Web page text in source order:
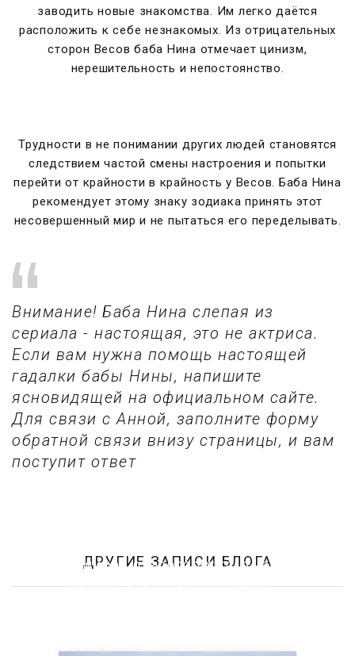
заводить новые знакомства. Им легко даётся
расположить к себе незнакомых. Из отрицательных
сторон Весов баба Нина отмечает цинизм,
нерешительность и непостоянство.
Трудности в не понимании других людей становятся
следствием частой смены настроения и попытки
перейти от крайности в крайность у Весов. Баба Нина
рекомендует этому знаку зодиака принять этот
несовершенный мир и не пытаться его переделывать.
Внимание! Баба Нина слепая из
сериала - настоящая, это не актриса.
Если вам нужна помощь настоящей
гадалки бабы Нины, напишите
ясновидящей на официальном сайте.
Для связи с Анной, заполните форму
обратной связи внизу страницы, и вам
поступит ответ
ДРУГИЕ ЗАПИСИ БЛОГА
5 мифов о тарологах: то, о чем
должен знать каждый перед